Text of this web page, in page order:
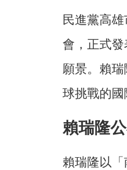
民進黨高
會，正式
願景。賴
球挑戰的國
賴瑞隆
賴瑞隆以